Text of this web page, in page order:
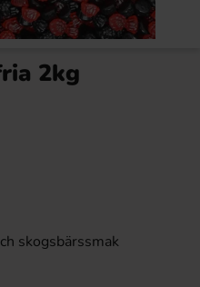
263.76 kr
2kg
skogsbärssmak